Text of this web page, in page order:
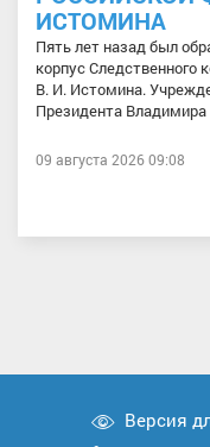
ИСТОМИНА
Пять лет назад был
корпус Следственного
В. И. Истомина.
Президента
09 августа 2026 09:08
Версия